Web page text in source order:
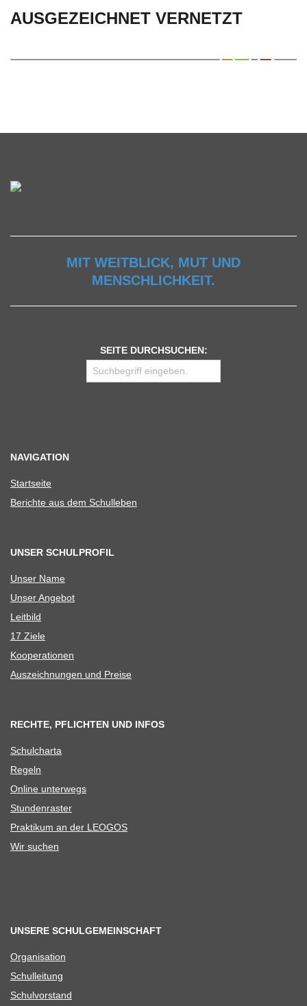
AUSGEZEICHNET VERNETZT
MIT WEITBLICK, MUT UND
MENSCHLICHKEIT.
SEITE DURCHSUCHEN:
NAVIGATION
Start­seite
Berichte aus dem Schulleben
UNSER SCHULPROFIL
Unser Name
Unser Ange­bot
Leit­bild
17 Ziele
Koope­ra­tio­nen
Aus­zeich­nun­gen und Preise
RECHTE, PFLICHTEN UND INFOS
Schul­charta
Regeln
Online unter­wegs
Stun­den­ras­ter
Prak­ti­kum an der LEOGOS
Wir suchen
UNSERE SCHULGEMEINSCHAFT
Orga­ni­sa­tion
Schul­lei­tung
Schul­vor­stand